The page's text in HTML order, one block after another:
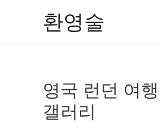
환영술
영국 런던 여
갤러리